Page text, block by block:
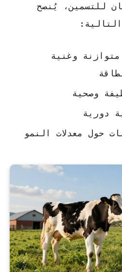
للتسمين، يُنصح
وغنية
وصحية
دورية
حول معدلات النمو